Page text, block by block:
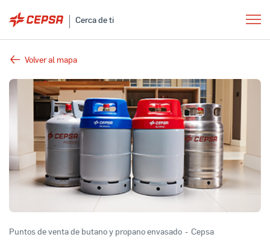
Cerca de ti
Volver al mapa
Puntos de venta de butano y propano envasado - Cepsa